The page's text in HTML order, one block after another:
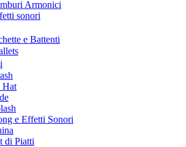
Armonici
sonori
e Battenti
Hat
e Effetti Sonori
di Piatti